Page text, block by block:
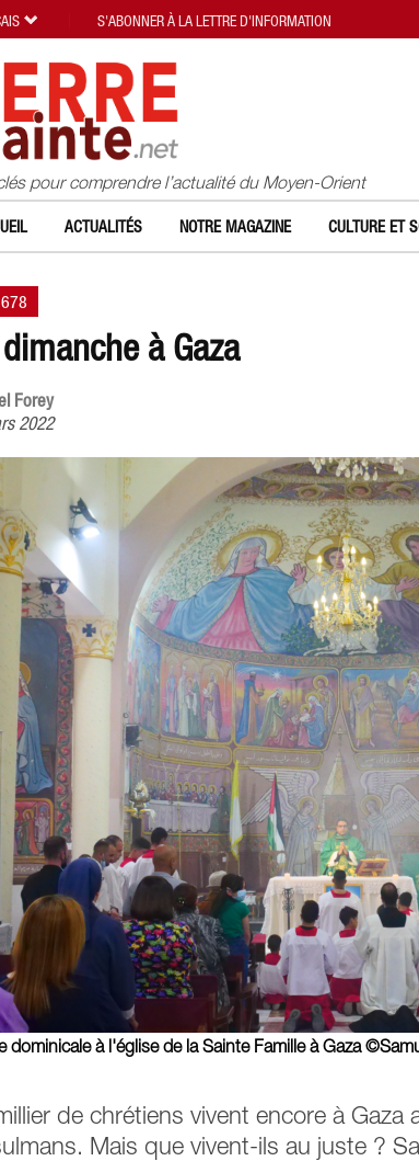
pour comprendre l’actualité du Moyen-Orient
ACTUALITÉS NOTRE MAGAZINE CULTURE ET
à Gaza
Forey
2022
dominicale à l'église de la Sainte Famille à Gaza
de chrétiens vivent encore à Gaza
Mais que vivent-ils au juste ?
S'ABONNER À LA LETTRE D'INFORMATION